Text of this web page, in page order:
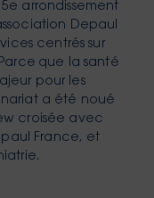
arrondissement
Depaul
centrés sur
que la santé
pour les
a été noué
croisée avec
France, et